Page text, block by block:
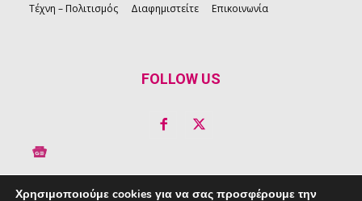
Τέχνη – Πολιτισμός
Διαφημιστείτε Επικοινωνία
FOLLOW US
Χρησιμοποιούμε cookies για να σας προσφέρουμε την